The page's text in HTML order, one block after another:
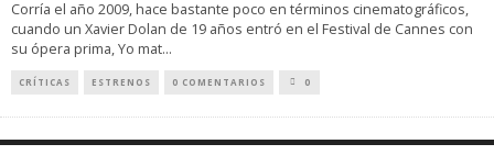
Corría el año 2009, hace bastante poco en términos cinematográficos,
cuando un Xavier Dolan de 19 años entró en el Festival de Cannes con
su ópera prima, Yo mat...
CRÍTICAS ESTRENOS 0 COMENTARIOS 0